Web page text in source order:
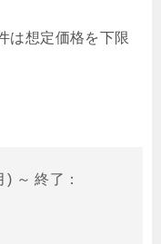
は想定価格を下限
～ 終了：